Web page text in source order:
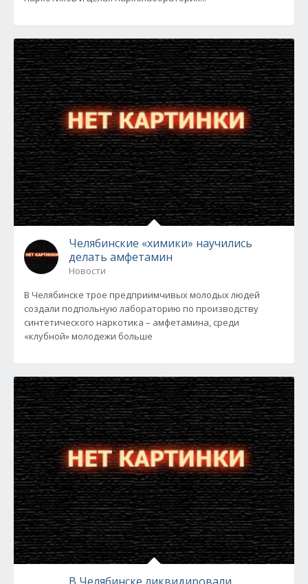
Челябинские «химики» научились
делать амфетамин
Новости
В Челябинске трое предприимчивых молодых людей
создали подпольную лабораторию по производству
синтетического наркотика – амфетамина, среди
«клубной» молодежи больше